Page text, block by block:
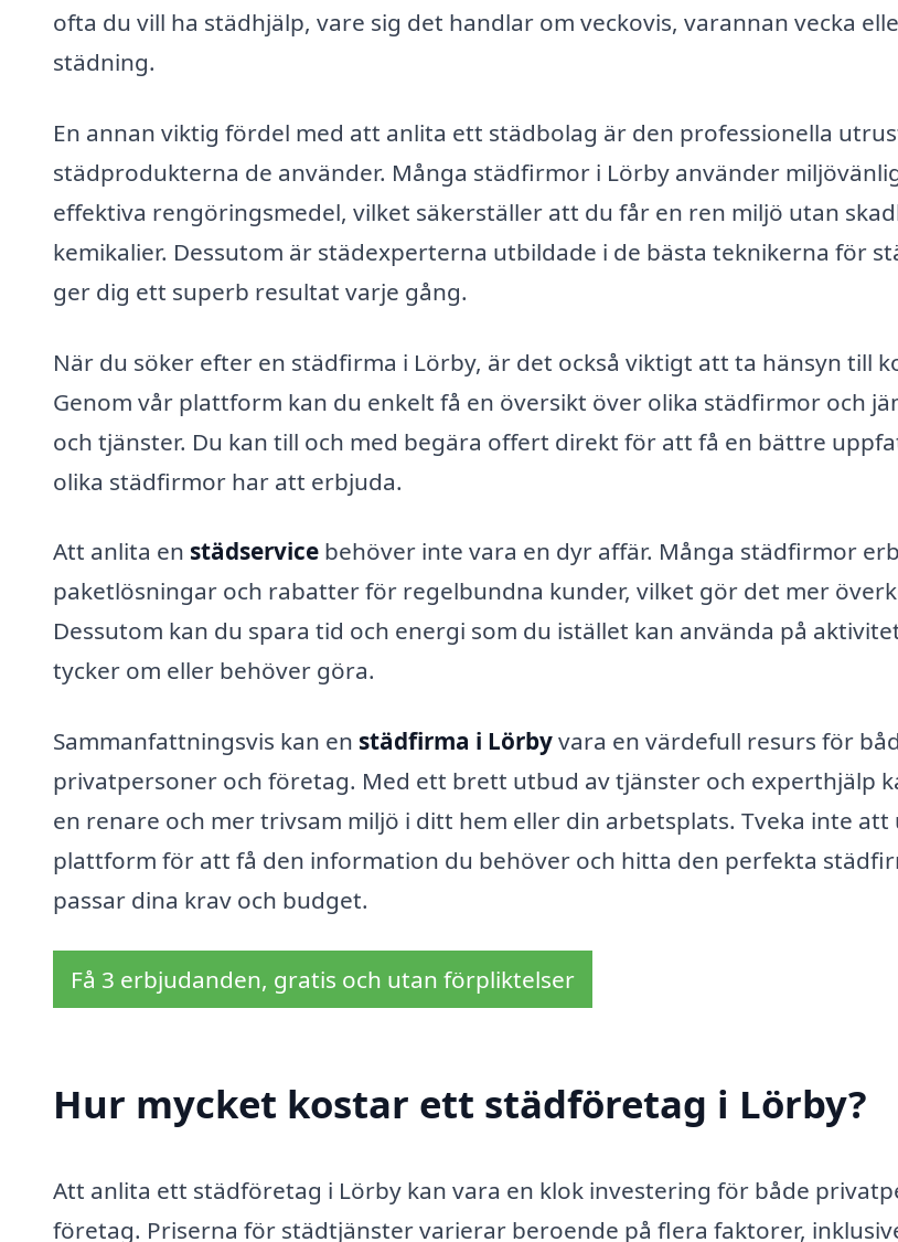
ofta du vill ha städhjälp, vare sig det handlar om veckovis, varannan vecka
städning.
En annan viktig fördel med att anlita ett städbolag är den professionella
städprodukterna de använder. Många städfirmor i Lörby använder
effektiva rengöringsmedel, vilket säkerställer att du får en ren miljö utan
kemikalier. Dessutom är städexperterna utbildade i de bästa teknikerna för
ger dig ett superb resultat varje gång.
När du söker efter en städfirma i Lörby, är det också viktigt att ta hänsyn till
Genom vår plattform kan du enkelt få en översikt över olika städfirmor och
och tjänster. Du kan till och med begära offert direkt för att få en bättre
olika städfirmor har att erbjuda.
Att anlita en städservice behöver inte vara en dyr affär. Många städfirmor
paketlösningar och rabatter för regelbundna kunder, vilket gör det mer
Dessutom kan du spara tid och energi som du istället kan använda på
tycker om eller behöver göra.
Sammanfattningsvis kan en städfirma i Lörbyvara en värdefull resurs för
privatpersoner och företag. Med ett brett utbud av tjänster och experthjälp
en renare och mer trivsam miljö i ditt hem eller din arbetsplats. Tveka inte
plattform för att få den information du behöver och hitta den perfekta
passar dina krav och budget.
Få 3 erbjudanden, gratis och utan förpliktelser
Hur mycket kostar ett städföretag i Lörby?
Att anlita ett städföretag i Lörby kan vara en klok investering för både
företag. Priserna för städtjänster varierar beroende på flera faktorer,